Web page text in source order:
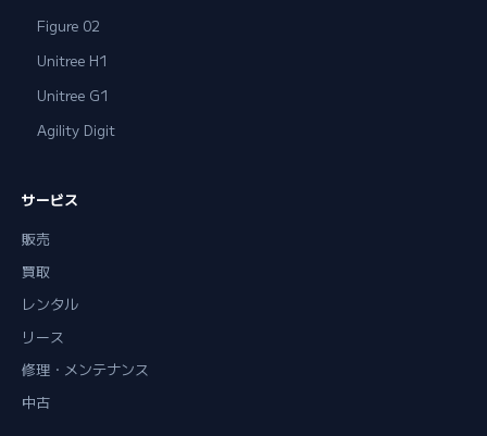
Figure 02
Unitree H1
Unitree G1
Agility Digit
サービス
販売
買取
レンタル
リース
修理・メンテナンス
中古